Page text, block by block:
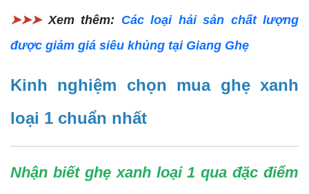
➤➤➤Xem thêm: Các loại hải sản chất lượng
được giảm giá siêu khủng tại Giang Ghẹ
Kinh nghiệm chọn mua ghẹ xanh
loại 1 chuẩn nhất
Nhận biết ghẹ xanh loại 1 qua đặc điểm